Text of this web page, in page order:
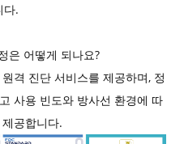
다.
은 어떻게 되나요?
격 진단 서비스를 제공하며, 정
사용 빈도와 방사선 환경에 따
공합니다.